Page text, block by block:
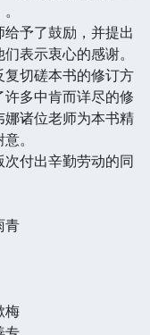
予了鼓励，并提出
表示衷心的感谢。
切磋本书的修订方
多中肯而详尽的修
诸位老师为本书精
。
付出辛勤劳动的同
青
梅